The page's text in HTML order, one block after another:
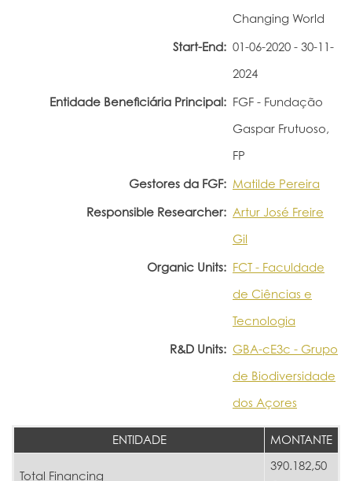
Changing World
Start-End: 01-06-2020 - 30-11-
2024
Entidade Beneficiária Principal: FGF - Fundação
Gaspar Frutuoso,
FP
Gestores da FGF: Matilde Pereira
Responsible Researcher: Artur José Freire
Gil
Organic Units: FCT - Faculdade
de Ciências e
Tecnologia
R&D Units: GBA-cE3c - Grupo
de Biodiversidade
dos Açores
ENTIDADE MONTANTE
Total Financing
390.182,50